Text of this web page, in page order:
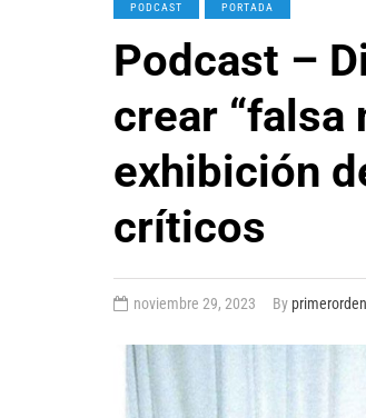
PODCAST PORTADA
Podcast –
crear “falsa
exhibición
críticos
noviembre 29, 2023 By